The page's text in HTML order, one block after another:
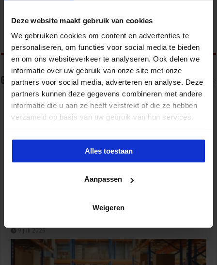
Deze website maakt gebruik van cookies
We gebruiken cookies om content en advertenties te
personaliseren, om functies voor social media te bieden
en om ons websiteverkeer te analyseren. Ook delen we
informatie over uw gebruik van onze site met onze
partners voor social media, adverteren en analyse. Deze
partners kunnen deze gegevens combineren met andere
informatie die u aan ze heeft verstrekt of die ze hebben
verzameld op basis van uw gebruik van hun services.
Alles toestaan
Aanpassen
Weigeren
congressen over o.a. onderwijs, veiligheid, milieu
Gerelateerde Artikelen
Partijen maken afspraken over betere hulp en
9 juli 2026